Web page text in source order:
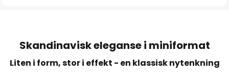
Skandinavisk eleganse i miniformat
Liten i form, stor i effekt - en klassisk nytenkning